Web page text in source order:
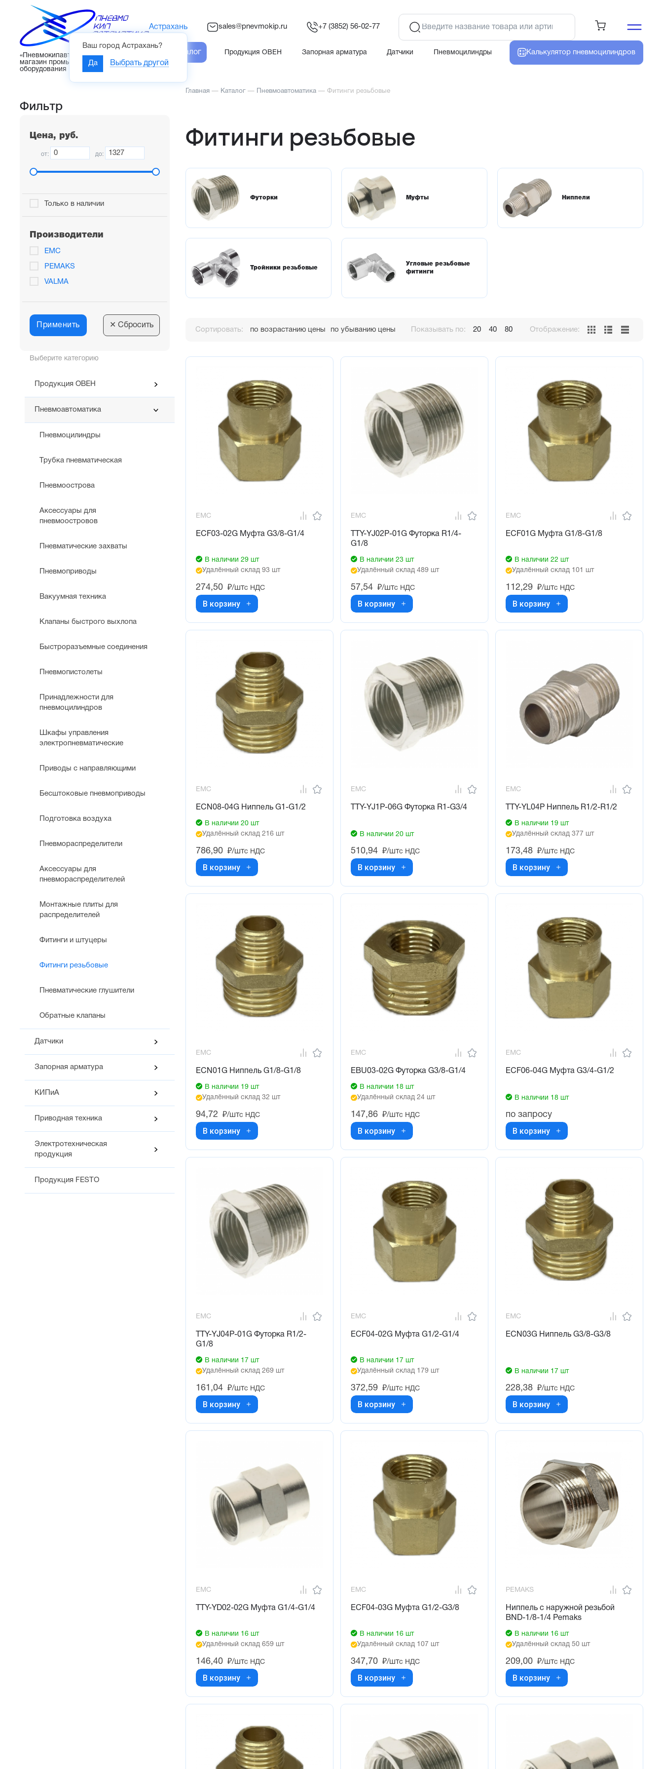
«Пневмокипавтоматика» – интернет-
магазин промышленного
оборудования
Астрахань
Ваш город Астрахань?
Да Выбрать другой
sales@pnevmokip.ru +7 (3852) 56-02-77
Каталог Продукция ОВЕН Запорная арматура Датчики Пневмоцилиндры Калькулятор пневмоцилиндров
Выберите категорию
Продукция ОВЕН
Пневмоавтоматика
Пневмоцилиндры
Трубка пневматическая
Пневмоострова
Аксессуары для
пневмоостровов
Пневматические захваты
Пневмоприводы
Вакуумная техника
Клапаны быстрого выхлопа
Быстроразъемные соединения
Пневмопистолеты
Принадлежности для
пневмоцилиндров
Шкафы управления
электропневматические
Приводы с направляющими
Бесштоковые пневмоприводы
Подготовка воздуха
Пневмораспределители
Аксессуары для
пневмораспределителей
Монтажные плиты для
распределителей
Фитинги и штуцеры
Фитинги резьбовые
Пневматические глушители
Обратные клапаны
Датчики
Запорная арматура
КИПиА
Приводная техника
Электротехническая
продукция
Продукция FESTO
Фильтр
Цена, руб.
от: до:
Только в наличии
Производители
EMC
PEMAKS
VALMA
Применить ✕ Сбросить
Главная — Каталог — Пневмоавтоматика — Фитинги резьбовые
Фитинги резьбовые
Футорки Муфты Ниппели
Тройники резьбовые
Угловые резьбовые
фитинги
Сортировать: по возрастанию цены по убыванию цены Показывать по: 20 40 80 Отображение:
EMC
ECF03-02G Муфта G3/8-G1/4
В наличии 29 шт
Удалённый склад 93 шт
274,50 ₽/штс НДС
В корзину
EMC
TTY-YJ02P-01G Футорка R1/4-
G1/8
В наличии 23 шт
Удалённый склад 489 шт
57,54 ₽/штс НДС
В корзину
EMC
ECF01G Муфта G1/8-G1/8
В наличии 22 шт
Удалённый склад 101 шт
112,29 ₽/штс НДС
В корзину
EMC
ECN08-04G Ниппель G1-G1/2
В наличии 20 шт
Удалённый склад 216 шт
786,90 ₽/штс НДС
В корзину
EMC
TTY-YJ1P-06G Футорка R1-G3/4
В наличии 20 шт
510,94 ₽/штс НДС
В корзину
EMC
TTY-YL04P Ниппель R1/2-R1/2
В наличии 19 шт
Удалённый склад 377 шт
173,48 ₽/штс НДС
В корзину
EMC
ECN01G Ниппель G1/8-G1/8
В наличии 19 шт
Удалённый склад 32 шт
94,72 ₽/штс НДС
В корзину
EMC
EBU03-02G Футорка G3/8-G1/4
В наличии 18 шт
Удалённый склад 24 шт
147,86 ₽/штс НДС
В корзину
EMC
ECF06-04G Муфта G3/4-G1/2
В наличии 18 шт
по запросу
В корзину
EMC
TTY-YJ04P-01G Футорка R1/2-
G1/8
В наличии 17 шт
Удалённый склад 269 шт
161,04 ₽/штс НДС
В корзину
EMC
ECF04-02G Муфта G1/2-G1/4
В наличии 17 шт
Удалённый склад 179 шт
372,59 ₽/штс НДС
В корзину
EMC
ECN03G Ниппель G3/8-G3/8
В наличии 17 шт
228,38 ₽/штс НДС
В корзину
EMC
TTY-YD02-02G Муфта G1/4-G1/4
В наличии 16 шт
Удалённый склад 659 шт
146,40 ₽/штс НДС
В корзину
EMC
ECF04-03G Муфта G1/2-G3/8
В наличии 16 шт
Удалённый склад 107 шт
347,70 ₽/штс НДС
В корзину
PEMAKS
Ниппель с наружной резьбой
BND-1/8-1/4 Pemaks
В наличии 16 шт
Удалённый склад 50 шт
209,00 ₽/штс НДС
В корзину